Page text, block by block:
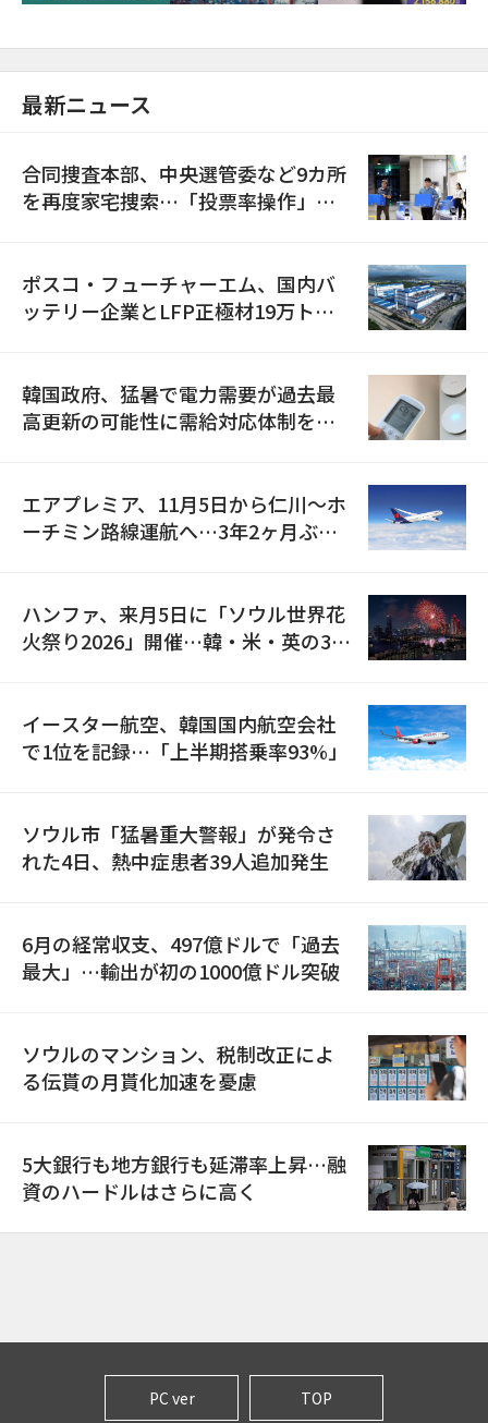
最新ニュース
合同捜査本部、中央選管委など9カ所
を再度家宅捜索…「投票率操作」の
ポスコ・フューチャーエム、国内バ
ッテリー企業とLFP正極材19万トン
韓国政府、猛暑で電力需要が過去最
高更新の可能性に需給対応体制を点
エアプレミア、11月5日から仁川〜ホ
ーチミン路線運航へ…3年2ヶ月ぶり
ハンファ、来月5日に「ソウル世界花
火祭り2026」開催…韓・米・英の3カ
イースター航空、韓国国内航空会社
で1位を記録…「上半期搭乗率93%」
ソウル市「猛暑重大警報」が発令さ
れた4日、熱中症患者39人追加発生
6月の経常収支、497億ドルで「過去
最大」…輸出が初の1000億ドル突破
ソウルのマンション、税制改正によ
る伝貰の月貰化加速を憂慮
5大銀行も地方銀行も延滞率上昇…融
資のハードルはさらに高く
PC ver TOP